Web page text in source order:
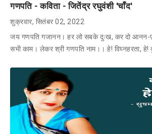
गणपति - कविता - जितेंद्र रघुवंशी 'चाँद'
शुक्रवार, सितंबर 02, 2022
जय गणपति गजानन। हर लो सबके दुःख, कर दो
सभी काम। लेकर श्री गणपति नाम।। हे! विघ्नहरता, हे!